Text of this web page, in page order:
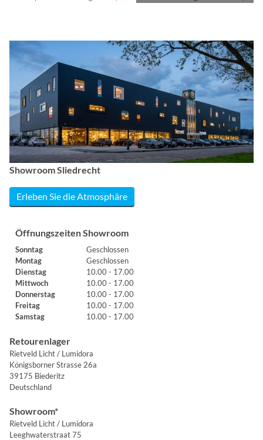
Showroom Sliedrecht
Erleben Sie die Atmosphäre
Öffnungszeiten Showroom
Sonntag
Geschlossen
Montag
Geschlossen
Dienstag
10.00 - 17.00
Mittwoch
10.00 - 17.00
Donnerstag
10.00 - 17.00
Freitag
10.00 - 17.00
Samstag
10.00 - 17.00
Retourenlager
Rietveld Licht / Lumidora
Königsborner Strasse 26a
39175 Biederitz
Deutschland
Showroom*
Rietveld Licht / Lumidora
Leeghwaterstraat 75